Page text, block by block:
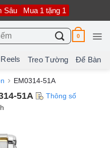
Sâu Mua 1 tặng 1
0
Reels Treo Tường Để Bàn
EM0314-51A
51A
Thông số